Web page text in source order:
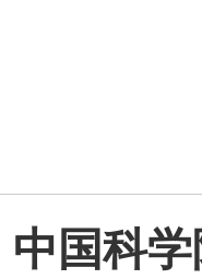
中国科